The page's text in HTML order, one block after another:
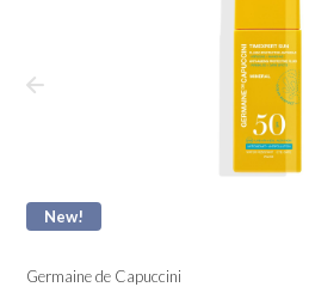
New!
Germaine de Capuccini